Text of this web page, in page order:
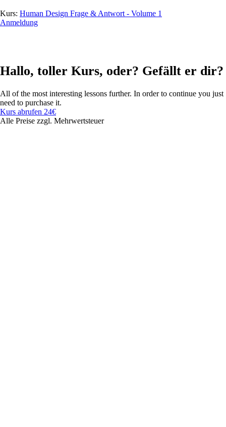
Kurs: Human Design Frage & Antwort - Volume 1
Anmeldung
Hallo, toller Kurs, oder? Gefällt er dir?
All of the most interesting lessons further. In order to continue you just
need to purchase it.
Kurs abrufen 24€
Alle Preise zzgl. Mehrwertsteuer